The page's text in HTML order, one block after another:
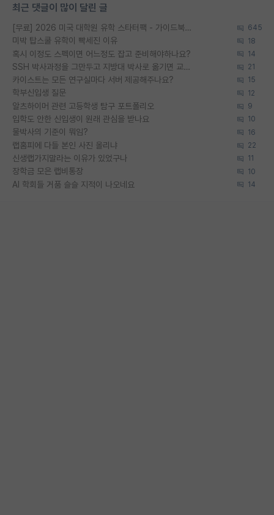
최근 댓글이 많이 달린 글
[무료] 2026 미국 대학원 유학 스타터팩 - 가이드북 & 합격자 컨택메일 템플릿 645
미박 탑스쿨 유학이 빡세진 이유 18
혹시 이정도 스펙이면 어느정도 잡고 준비해야하나요? 14
SSH 박사과정을 그만두고 지방대 박사로 옮기면 교수의 꿈은 끝일까요? 21
카이스트는 모든 연구실마다 서버 제공해주나요? 15
학부신입생 질문 12
알츠하이머 관련 고등학생 탐구 포트폴리오 9
입학도 안한 신입생이 원래 관심을 받나요 10
물박사의 기준이 뭐임? 16
랩홈피에 다들 본인 사진 올리냐 22
신생랩가지말라는 이유가 있었구나 11
장학금 모은 랩비통장 10
AI 학회들 거품 슬슬 지적이 나오네요 14